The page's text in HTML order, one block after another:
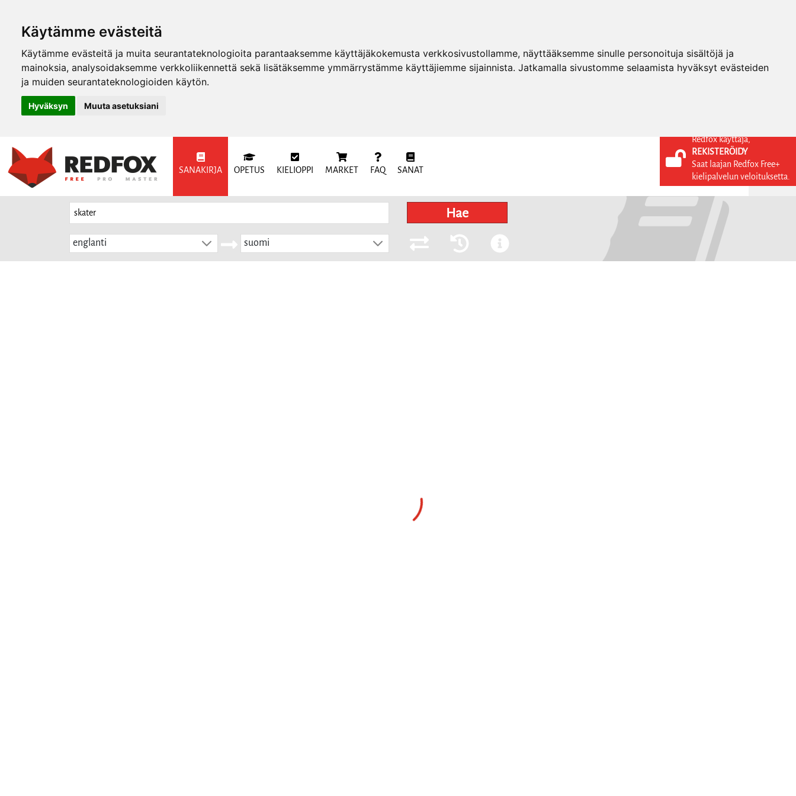
Käytämme evästeitä
Käytämme evästeitä ja muita seurantateknologioita parantaaksemme käyttäjäkokemusta verkkosivustollamme, näyttääksemme sinulle personoituja sisältöjä ja
mainoksia, analysoidaksemme verkkoliikennettä sekä lisätäksemme ymmärrystämme käyttäjiemme sijainnista. Jatkamalla sivustomme selaamista hyväksyt evästeiden
ja muiden seurantateknologioiden käytön.
Hyväksyn Muuta asetuksiani
SANAKIRJA OPETUS KIELIOPPI MARKET FAQ SANAT
KIRJAUDU SISÄÄN
REKISTERÖIDY
FI
Hae
englanti suomi
Redfox käyttäjä,
REKISTERÖIDY
Saat laajan Redfox Free+
kielipalvelun veloituksetta.